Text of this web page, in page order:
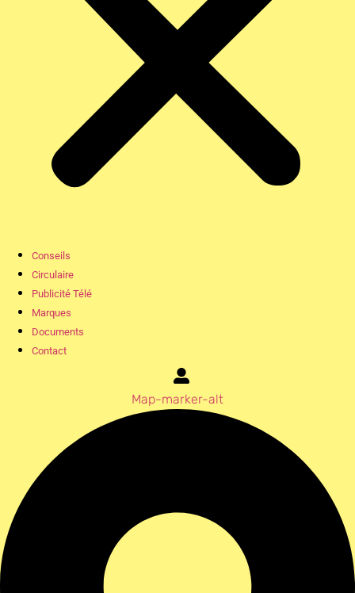
Conseils
Circulaire
Publicité Télé
Marques
Documents
Contact
Map-marker-alt